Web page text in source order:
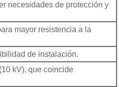
necesidades de protección y
mayor resistencia a la
de instalación.
kV), que coincide